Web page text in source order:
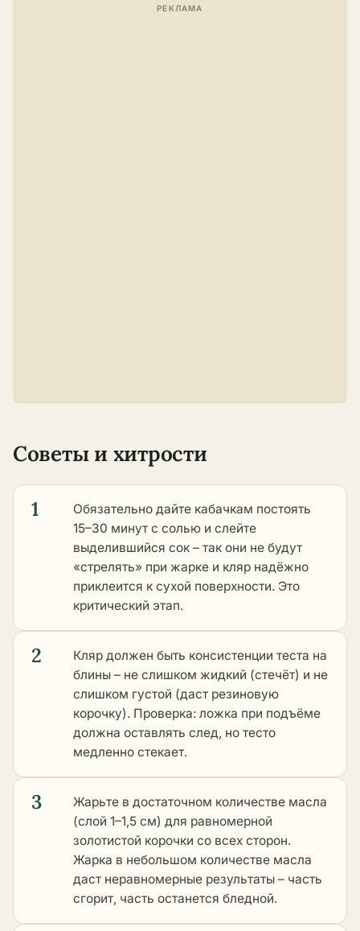
Советы и хитрости
1
Обязательно дайте кабачкам постоять
15–30 минут с солью и слейте
выделившийся сок – так они не будут
«стрелять» при жарке и кляр надёжно
приклеится к сухой поверхности. Это
критический этап.
2
Кляр должен быть консистенции теста на
блины – не слишком жидкий (стечёт) и не
слишком густой (даст резиновую
корочку). Проверка: ложка при подъёме
должна оставлять след, но тесто
медленно стекает.
3
Жарьте в достаточном количестве масла
(слой 1–1,5 см) для равномерной
золотистой корочки со всех сторон.
Жарка в небольшом количестве масла
даст неравномерные результаты – часть
сгорит, часть останется бледной.